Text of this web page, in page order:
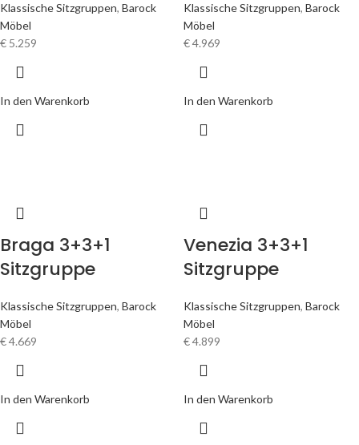
Klassische Sitzgruppen, Barock
Möbel
€ 5.259
In den Warenkorb
Klassische Sitzgruppen, Barock
Möbel
€4.969
In den Warenkorb
Braga 3+3+1
Sitzgruppe
Klassische Sitzgruppen, Barock
Möbel
€4.669
In den Warenkorb
Venezia 3+3+1
Sitzgruppe
Klassische Sitzgruppen, Barock
Möbel
€4.899
In den Warenkorb